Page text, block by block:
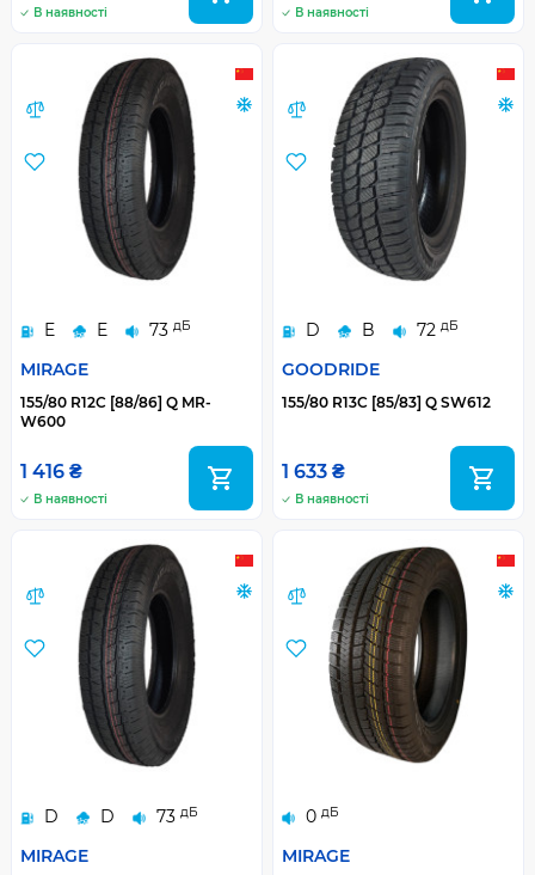
В наявності В наявності
E E 73 дБ
MIRAGE
155/80 R12C [88/86] Q MR-
W600
1 416 ₴
В наявності
D B 72 дБ
GOODRIDE
155/80 R13C [85/83] Q SW612
1 633 ₴
В наявності
D D 73 дБ
MIRAGE
0 дБ
MIRAGE